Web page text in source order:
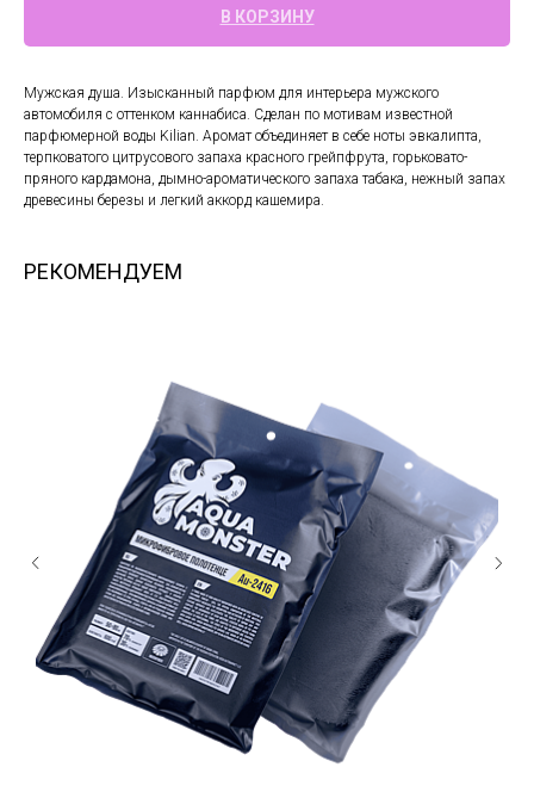
В КОРЗИНУ
Мужская душа. Изысканный парфюм для интерьера мужского
автомобиля c оттенком каннабиса. Сделан по мотивам известной
парфюмерной воды Kilian. Аромат объединяет в себе ноты эвкалипта,
терпковатого цитрусового запаха красного грейпфрута, горьковато-
пряного кардамона, дымно-ароматического запаха табака, нежный запах
древесины березы и легкий аккорд кашемира.
РЕКОМЕНДУЕМ